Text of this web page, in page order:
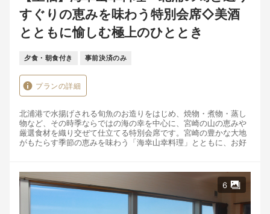
すぐりの恵みを味わう特別会席◇美酒
とともに愉しむ極上のひととき
夕食・朝食付き 事前決済のみ
プランの詳細
北浦港で水揚げされる旬魚のお造りをはじめ、焼物・煮物・蒸し
物など、その時季ならではの海の幸を中心に、宮崎の山の恵みや
厳選食材を織り交ぜて仕立てる特別会席です。宮崎の豊かな大地
がもたらす季節の恵みを味わう「海幸山幸料理」とともに、お好
※本プランでは、ご夕食のお席にてお飲み物を90分ゆったりとお
愉しみいただけます。
【ご用意しておりますお飲み物】
6